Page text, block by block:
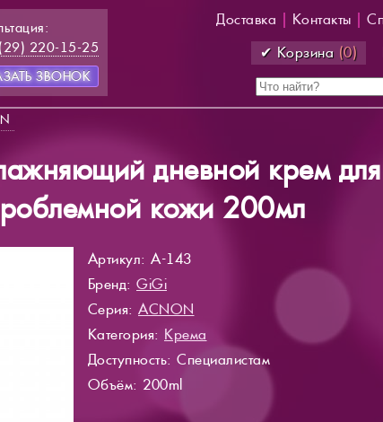
220-15-25
ЗВОНОК
Доставка Контакты
✔ Корзина (0)
дневной крем
кожи 200мл
Артикул: A-143
Бренд: GiGi
Серия: ACNON
Категория: Крема
Доступность: Специалистам
Объём: 200ml